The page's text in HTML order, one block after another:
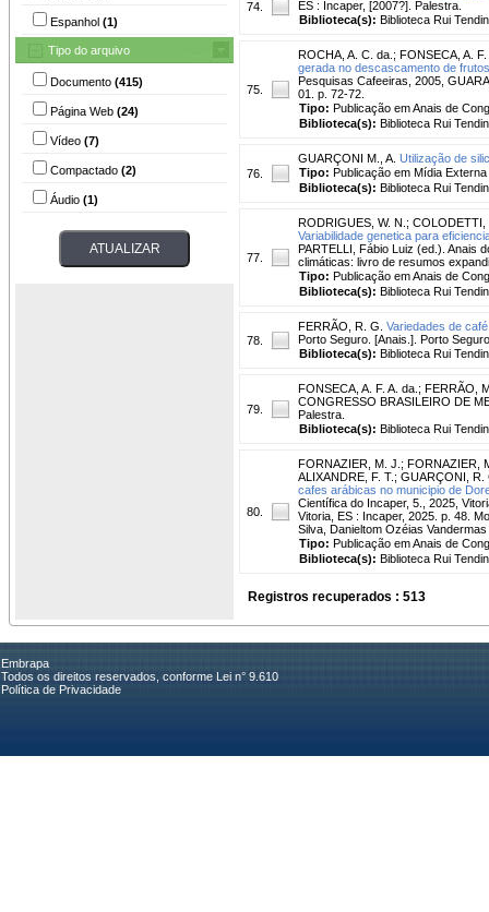
Espanhol (1)
Tipo do arquivo
Documento (415)
Página Web (24)
Vídeo (7)
Compactado (2)
Áudio (1)
74.
ES : Incaper, [2007?]. Palestra.
Biblioteca(s): Biblioteca Rui
75.
ROCHA, A. C. da. ; FONSECA, A. F.
gerada no descascamento de
Pesquisas Cafeeiras, 2005,
01. p. 72-72.
Tipo: Publicação em Anais de
Biblioteca(s): Biblioteca Rui
76.
GUARÇONI M., A. Utilização de
Tipo: Publicação em Mídia Externa
Biblioteca(s): Biblioteca Rui
77.
RODRIGUES, W. N. ; COLODETTI,
Variabilidade genetica para
PARTELLI, Fábio Luiz (ed.). Anais
climáticas: livro de resumos
Tipo: Publicação em Anais de
Biblioteca(s): Biblioteca Rui
78.
FERRÃO, R. G. Variedades de
Porto Seguro. [Anais.]. Porto
Biblioteca(s): Biblioteca Rui
79.
FONSECA, A. F. A. da. ; FERRÃO,
CONGRESSO BRASILEIRO DE
Palestra.
Biblioteca(s): Biblioteca Rui
80.
FORNAZIER, M. J. ; FORNAZIER,
ALIXANDRE, F. T. ; GUARÇONI, R.
cafes arábicas no municipio de
Científica do Incaper, 5., 2025,
Vitoria, ES : Incaper, 2025. p. 48.
Silva, Danieltom Ozéias
Tipo: Publicação em Anais de
Biblioteca(s): Biblioteca Rui
Registros recuperados : 513
Embrapa
Todos os direitos reservados, conforme Lei n° 9.610
Política de Privacidade